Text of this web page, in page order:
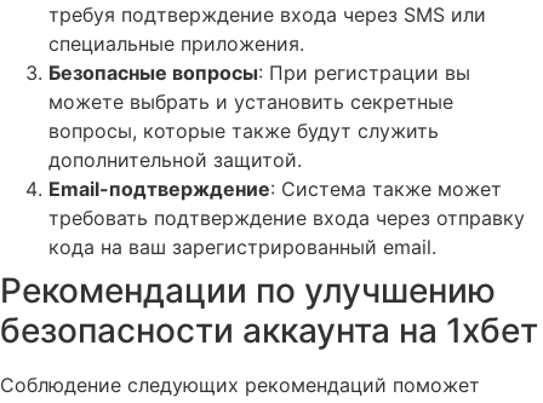
требуя подтверждение входа через SMS или
специальные приложения.
Безопасные вопросы: При регистрации вы
можете выбрать и установить секретные
вопросы, которые также будут служить
дополнительной защитой.
Email-подтверждение: Система также может
требовать подтверждение входа через отправку
кода на ваш зарегистрированный email.
Рекомендации по улучшению
безопасности аккаунта на 1хбет
Соблюдение следующих рекомендаций поможет